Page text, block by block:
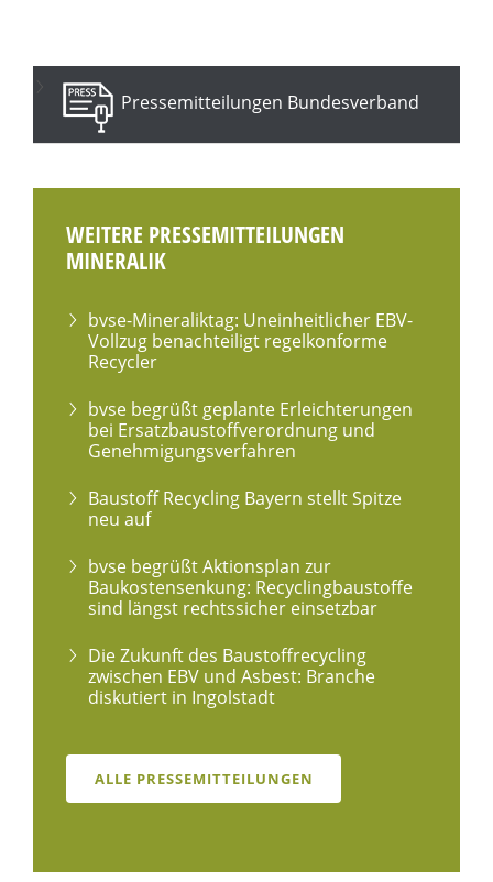
Pressemitteilungen Bundesverband
WEITERE PRESSEMITTEILUNGEN
MINERALIK
bvse-Mineraliktag: Uneinheitlicher EBV-
Vollzug benachteiligt regelkonforme
Recycler
bvse begrüßt geplante Erleichterungen
bei Ersatzbaustoffverordnung und
Genehmigungsverfahren
Baustoff Recycling Bayern stellt Spitze
neu auf
bvse begrüßt Aktionsplan zur
Baukostensenkung: Recyclingbaustoffe
sind längst rechtssicher einsetzbar
Die Zukunft des Baustoffrecycling
zwischen EBV und Asbest: Branche
diskutiert in Ingolstadt
ALLE PRESSEMITTEILUNGEN